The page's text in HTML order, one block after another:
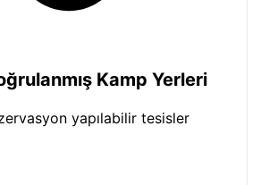
Kamp Yerleri
yapılabilir tesisler